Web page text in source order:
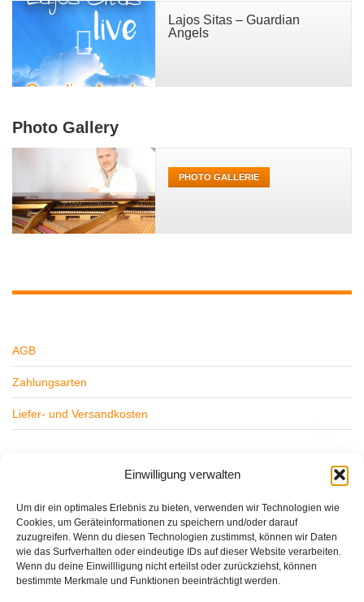
Einwilligung verwalten
Um dir ein optimales Erlebnis zu bieten, verwenden wir Technologien wie
Cookies, um Geräteinformationen zu speichern und/oder darauf
zuzugreifen. Wenn du diesen Technologien zustimmst, können wir Daten
wie das Surfverhalten oder eindeutige IDs auf dieser Website verarbeiten.
Wenn du deine Einwillligung nicht erteilst oder zurückziehst, können
bestimmte Merkmale und Funktionen beeinträchtigt werden.
Lajos Sitas – Guardian
Angels
Photo Gallery
PHOTO GALLERIE
AGB
Zahlungsarten
Liefer- und Versandkosten
Datenschutz
Impressum